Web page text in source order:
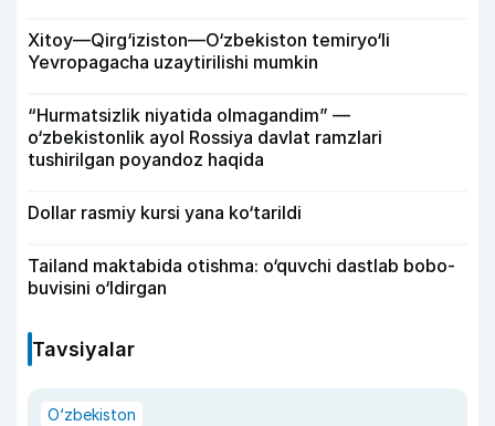
Xitoy—Qirg‘iziston—O‘zbekiston temiryo‘li
Yevropagacha uzaytirilishi mumkin
“Hurmatsizlik niyatida olmagandim” —
o‘zbekistonlik ayol Rossiya davlat ramzlari
tushirilgan poyandoz haqida
Dollar rasmiy kursi yana ko‘tarildi
Tailand maktabida otishma: o‘quvchi dastlab bobo-
buvisini o‘ldirgan
Tavsiyalar
O‘zbekiston